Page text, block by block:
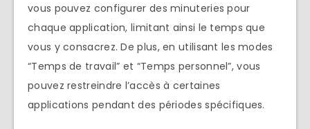
vous pouvez configurer des minuteries pour
chaque application, limitant ainsi le temps que
vous y consacrez. De plus, en utilisant les modes
“Temps de travail” et “Temps personnel”, vous
pouvez restreindre l’accès à certaines
applications pendant des périodes spécifiques.